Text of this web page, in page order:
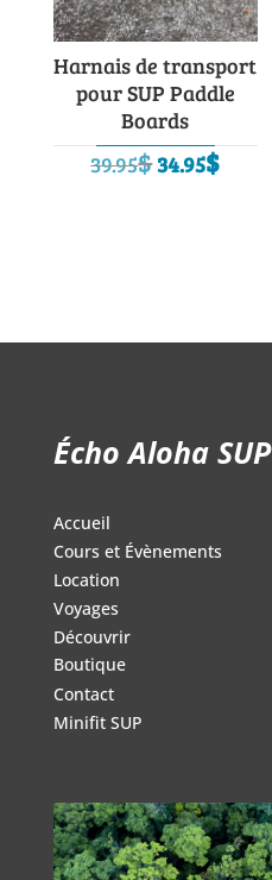
Harnais de transport
pour SUP Paddle
Boards
39.95$Le
34.95$Le
Écho Aloha SUP
Accueil
Cours et Évènements
Location
Voyages
Découvrir
Boutique
Contact
Minifit SUP